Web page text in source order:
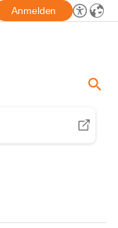
Anmelden